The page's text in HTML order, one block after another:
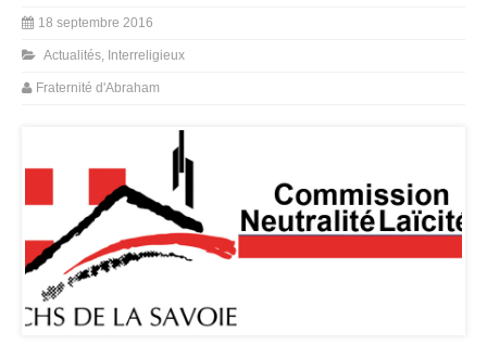
18 septembre 2016
Actualités, Interreligieux
Fraternité d'Abraham